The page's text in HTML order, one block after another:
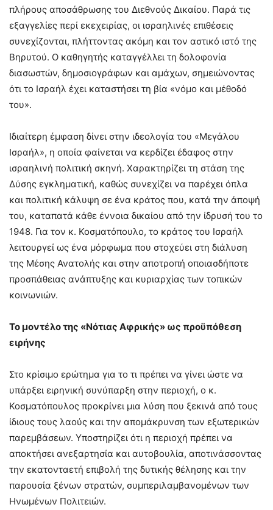
πλήρους αποσάθρωσης του Διεθνούς Δικαίου. Παρά τις
εξαγγελίες περί εκεχειρίας, οι ισραηλινές επιθέσεις
συνεχίζονται, πλήττοντας ακόμη και τον αστικό ιστό της
Βηρυτού. Ο καθηγητής καταγγέλλει τη δολοφονία
διασωστών, δημοσιογράφων και αμάχων, σημειώνοντας
ότι το Ισραήλ έχει καταστήσει τη βία «νόμο και μέθοδό
του».
Ιδιαίτερη έμφαση δίνει στην ιδεολογία του «Μεγάλου
Ισραήλ», η οποία φαίνεται να κερδίζει έδαφος στην
ισραηλινή πολιτική σκηνή. Χαρακτηρίζει τη στάση της
Δύσης εγκληματική, καθώς συνεχίζει να παρέχει όπλα
και πολιτική κάλυψη σε ένα κράτος που, κατά την άποψή
του, καταπατά κάθε έννοια δικαίου από την ίδρυσή του το
1948. Για τον κ. Κοσματόπουλο, το κράτος του Ισραήλ
λειτουργεί ως ένα μόρφωμα που στοχεύει στη διάλυση
της Μέσης Ανατολής και στην αποτροπή οποιασδήποτε
προσπάθειας ανάπτυξης και κυριαρχίας των τοπικών
κοινωνιών.
Το μοντέλο της «Νότιας Αφρικής» ως προϋπόθεση
ειρήνης
Στο κρίσιμο ερώτημα για το τι πρέπει να γίνει ώστε να
υπάρξει ειρηνική συνύπαρξη στην περιοχή, ο κ.
Κοσματόπουλος προκρίνει μια λύση που ξεκινά από τους
ίδιους τους λαούς και την απομάκρυνση των εξωτερικών
παρεμβάσεων. Υποστηρίζει ότι η περιοχή πρέπει να
αποκτήσει ανεξαρτησία και αυτοβουλία, αποτινάσσοντας
την εκατονταετή επιβολή της δυτικής θέλησης και την
παρουσία ξένων στρατών, συμπεριλαμβανομένων των
Ηνωμένων Πολιτειών.